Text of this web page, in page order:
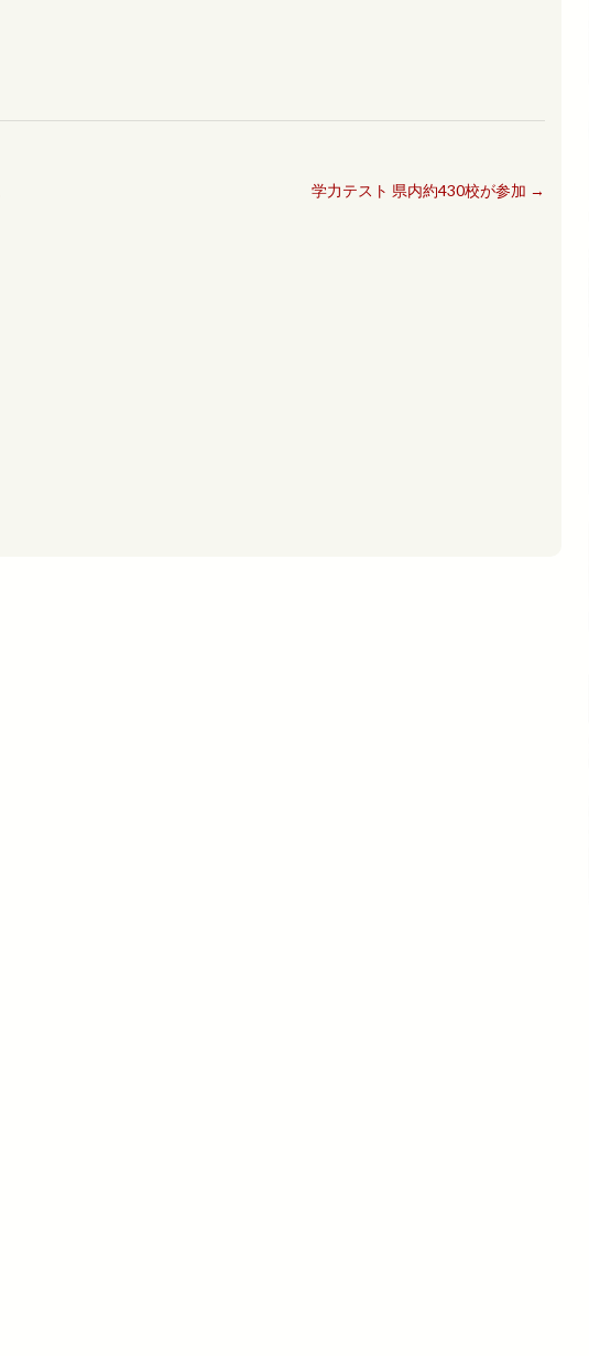
学力テスト 県内約430校が参加 →